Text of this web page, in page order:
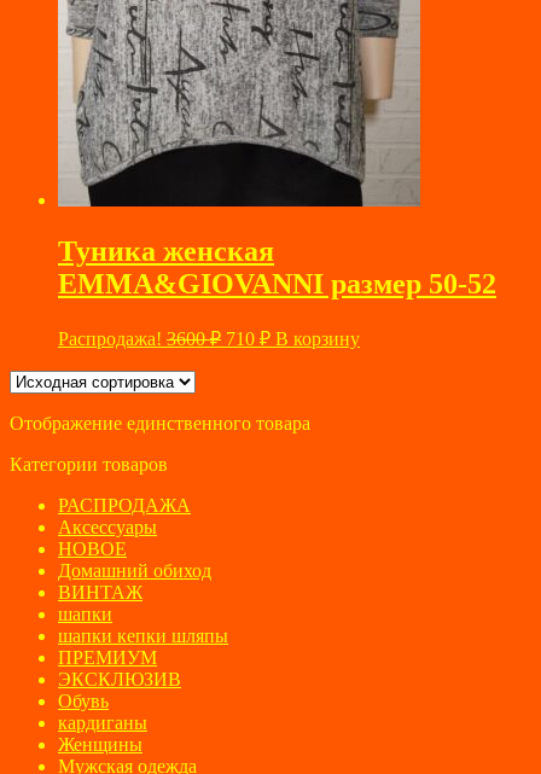
Туника женская
EMMA&GIOVANNI размер 50-52
Распродажа! 3600₽ Первоначальная
710 ₽Текущая
цена:
В корзину
Отображение единственного товара
Категории товаров
РАСПРОДАЖА
Аксессуары
НОВОЕ
Домашний обиход
ВИНТАЖ
шапки
шапки кепки шляпы
ПРЕМИУМ
ЭКСКЛЮЗИВ
Обувь
кардиганы
Женщины
Мужская одежда